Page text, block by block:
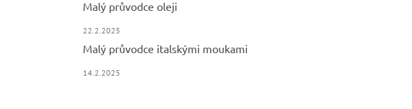
Malý průvodce oleji
22.2.2025
Malý průvodce italskými moukami
14.2.2025